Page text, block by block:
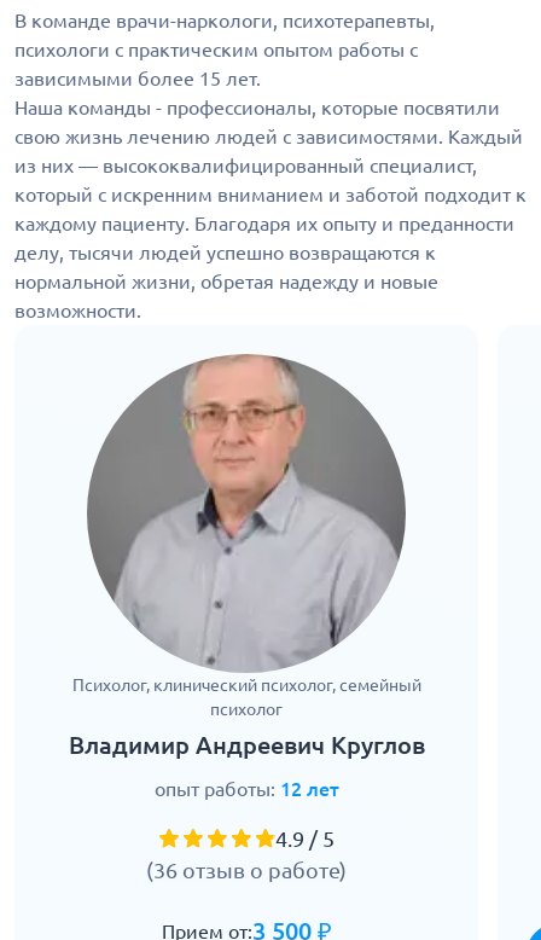
В команде врачи-наркологи, психотерапевты,
психологи с практическим опытом работы с
зависимыми более 15 лет.
Наша команды - профессионалы, которые посвятили
свою жизнь лечению людей с зависимостями. Каждый
из них — высококвалифицированный специалист,
который с искренним вниманием и заботой подходит к
каждому пациенту. Благодаря их опыту и преданности
делу, тысячи людей успешно возвращаются к
нормальной жизни, обретая надежду и новые
возможности.
Психолог, клинический психолог, семейный
психолог
Владимир Андреевич Круглов
опыт работы: 12 лет
4.9 / 5
(36 отзыв о работе)
Прием от:3 500 ₽